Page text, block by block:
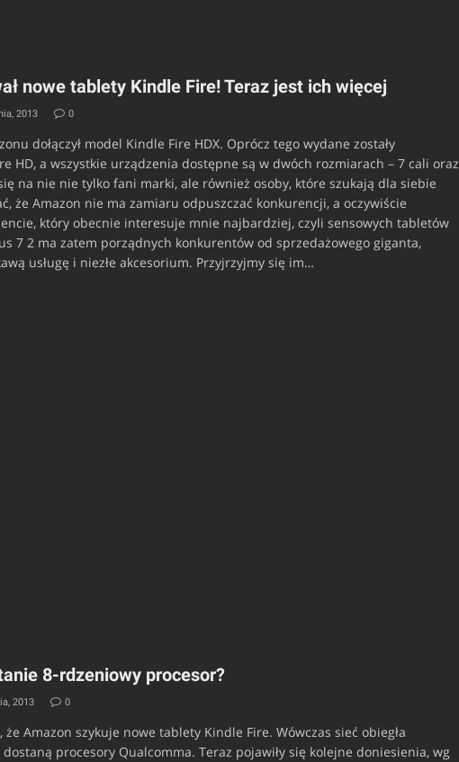
nowe tablety Kindle Fire! Teraz jest ich więcej
2013 0
dołączył model Kindle Fire HDX. Oprócz tego wydane zostały
HD, a wszystkie urządzenia dostępne są w dwóch rozmiarach – 7 cali oraz
na nie nie tylko fani marki, ale również osoby, które szukają dla siebie
że Amazon nie ma zamiaru odpuszczać konkurencji, a oczywiście
który obecnie interesuje mnie najbardziej, czyli sensowych tabletów
7 2 ma zatem porządnych konkurentów od sprzedażowego giganta,
usługę i niezłe akcesorium. Przyjrzyjmy się im…
8-rdzeniowy procesor?
2013 0
Amazon szykuje nowe tablety Kindle Fire. Wówczas sieć obiegła
procesory Qualcomma. Teraz pojawiły się kolejne doniesienia, wg